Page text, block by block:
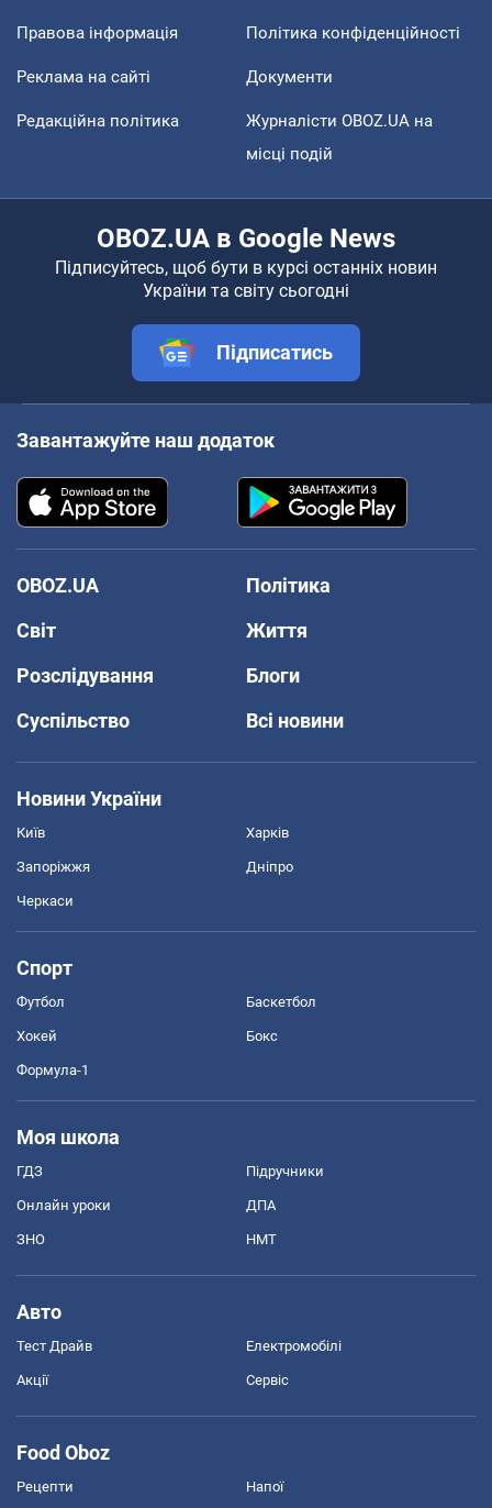
Правова інформація Політика конфіденційності
Реклама на сайті Документи
Редакційна політика
Журналісти OBOZ.UA на
місці подій
OBOZ.UA в Google News
Підписуйтесь, щоб бути в курсі останніх новин
України та світу сьогодні
Підписатись
Завантажуйте наш додаток
OBOZ.UA
Політика
Світ
Життя
Розслідування
Блоги
Суспільство
Всі новини
Новини України
Київ Харків
Запоріжжя Дніпро
Черкаси
Спорт
Футбол Баскетбол
Хокей Бокс
Формула-1
Моя школа
ГДЗ Підручники
Онлайн уроки ДПА
ЗНО НМТ
Авто
Тест Драйв Електромобілі
Акції Сервіс
Food Oboz
Рецепти Напої